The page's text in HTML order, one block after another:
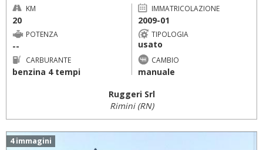
KM
20
IMMATRICOLAZIONE
2009-01
POTENZA
--
TIPOLOGIA
usato
CARBURANTE
benzina 4 tempi
CAMBIO
manuale
Ruggeri Srl
Rimini (RN)
4 immagini